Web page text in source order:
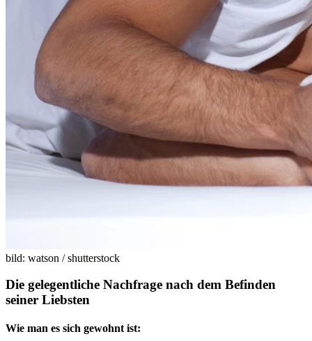
bild: watson / shutterstock
Die gelegentliche Nachfrage nach dem Befinden
seiner Liebsten
Wie man es sich gewohnt ist: